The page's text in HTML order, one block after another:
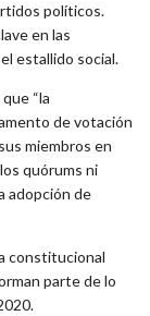
políticos.
en las
estallido social.
“la
de votación
miembros en
quórums ni
adopción de
constitucional
parte de lo